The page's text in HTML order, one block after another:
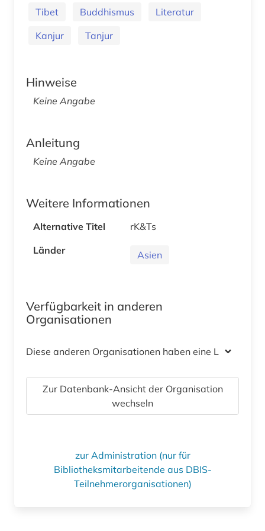
Tibet Buddhismus
Literatur
Kanjur
Tanjur
Hinweise
Keine Angabe
Anleitung
Keine Angabe
Weitere Informationen
Alternative Titel
rK&Ts
Länder
Asien
Verfügbarkeit in anderen
Organisationen
Diese anderen Organisationen haben eine Lizenz
Zur Datenbank-Ansicht der Organisation
wechseln
zur Administration (nur für
Bibliotheksmitarbeitende aus DBIS-
Teilnehmerorganisationen)